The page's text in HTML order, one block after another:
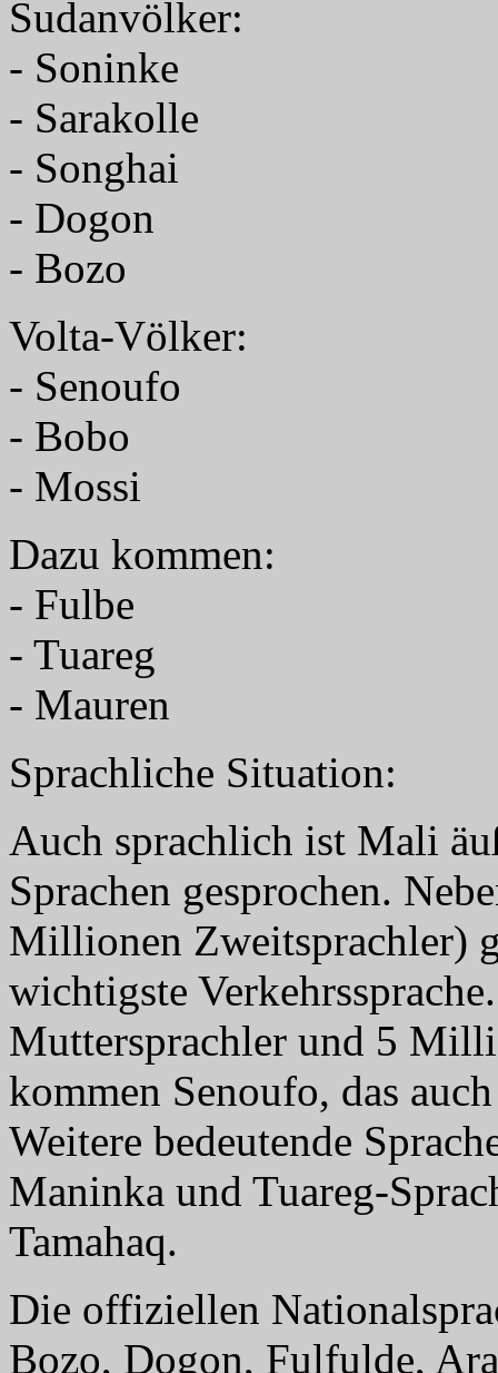
Sudanvölker:
- Soninke
- Sarakolle
- Songhai
- Dogon
- Bozo
Volta-Völker:
- Senoufo
- Bobo
- Mossi
Dazu kommen:
- Fulbe
- Tuareg
- Mauren
Sprachliche Situation:
Auch sprachlich ist Mali
Sprachen gesprochen.
Millionen Zweitsprachler)
wichtigste
Muttersprachler und 5
kommen Senoufo, das
Weitere bedeutende
Maninka und Tuareg-
Tamahaq.
Die offiziellen
Bozo, Dogon, Fulfulde,